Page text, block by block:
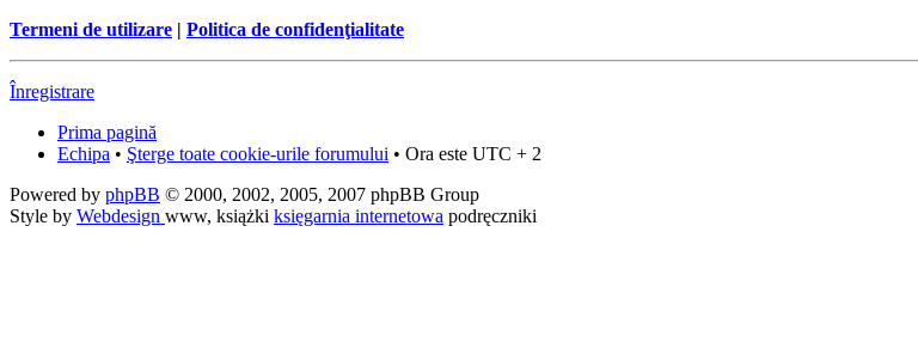
Termeni de utilizare | Politica de confidenţialitate
Înregistrare
Prima pagină
Echipa • Şterge toate cookie-urile forumului • Ora este UTC + 2
Powered by phpBB © 2000, 2002, 2005, 2007 phpBB Group
Style by Webdesign www, książki księgarnia internetowa podręczniki